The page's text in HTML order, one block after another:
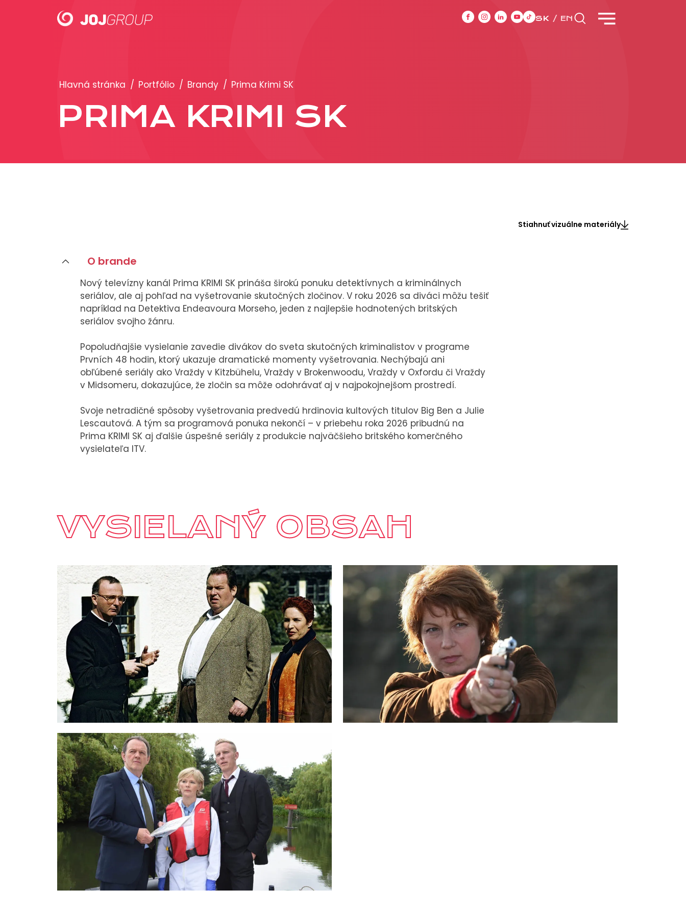
SK EN
Produkty
Tím
Kariéra
Tlačové správy
B2B Rozhovory
VYSIELANIE
MS 2026
KONTAKT
Hlavná stránka / Portfólio / Brandy / Prima Krimi SK
PRIMA KRIMI SK
Stiahnuť vizuálne materiály
O brande
Nový televízny kanál Prima KRIMI SK prináša širokú ponuku detektívnych a kriminálnych
seriálov, ale aj pohľad na vyšetrovanie skutočných zločinov. V roku 2026 sa diváci môžu tešiť
napríklad na Detektiva Endeavoura Morseho, jeden z najlepšie hodnotených britských
seriálov svojho žánru.
Popoludňajšie vysielanie zavedie divákov do sveta skutočných kriminalistov v programe
Prvních 48 hodin, ktorý ukazuje dramatické momenty vyšetrovania. Nechýbajú ani
obľúbené seriály ako Vraždy v Kitzbühelu, Vraždy v Brokenwoodu, Vraždy v Oxfordu či Vraždy
v Midsomeru, dokazujúce, že zločin sa môže odohrávať aj v najpokojnejšom prostredí.
Svoje netradičné spôsoby vyšetrovania predvedú hrdinovia kultových titulov Big Ben a Julie
Lescautová. A tým sa programová ponuka nekončí – v priebehu roka 2026 pribudnú na
Prima KRIMI SK aj ďalšie úspešné seriály z produkcie najväčšieho britského komerčného
vysielateľa ITV.
VYSIELANÝ OBSAH